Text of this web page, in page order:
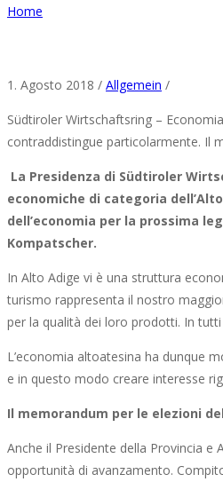
Home
1. Agosto 2018 / Allgemein /
Südtiroler Wirtschaftsring –
contraddistingue particolarmente. Il
La Presidenza di Südtiroler
economiche di categoria
dell’economia per la prossima
Kompatscher.
In Alto Adige vi è una struttura
turismo rappresenta il nostro
per la qualità dei loro prodotti. In
L’economia altoatesina ha dunque
e in questo modo creare interesse
Il memorandum per le elezioni
Anche il Presidente della Provincia
opportunità di avanzamento.